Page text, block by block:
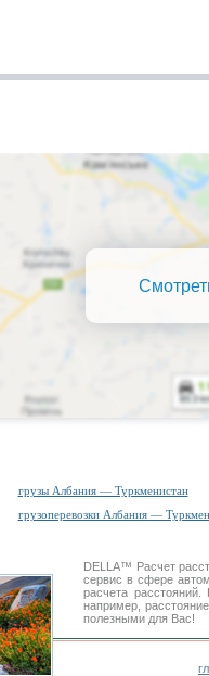
грузы Албания — Туркменистан
грузоперевозки Албания —
DELLA™ Расчет
сервис в сфере
расчета
например,
полезными для Вас!